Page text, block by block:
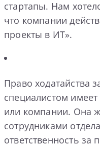
стартапы. Нам
что компании
проекты в ИТ».
Право ходатайства
специалистом
или компании. Она
сотрудниками
ответственность